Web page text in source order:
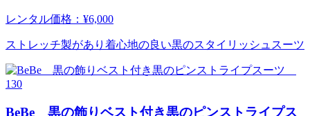
レンタル価格：¥6,000
ストレッチ製があり着心地の良い黒のスタイリッシュスーツ
BeBe 黒の飾りベスト付き黒のピンストライプス